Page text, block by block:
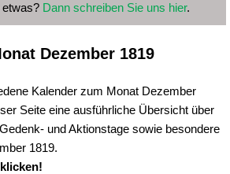
Dann schreiben Sie uns hier.
Dezember 1819
Kalender zum Monat Dezember
Seite eine ausführliche Übersicht über
und Aktionstage sowie besondere
1819.